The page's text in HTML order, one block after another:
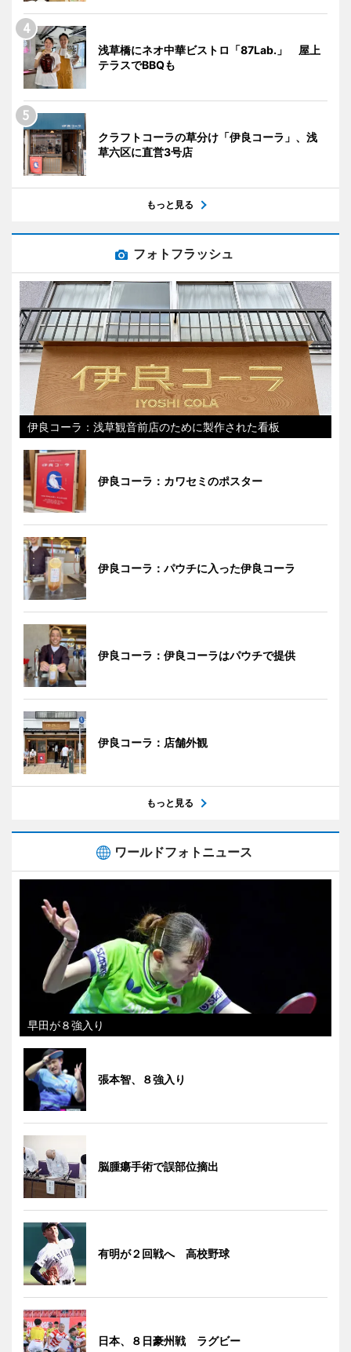
浅草橋にネオ中華ビストロ「87Lab.」 屋上
テラスでBBQも
クラフトコーラの草分け「伊良コーラ」、浅
草六区に直営3号店
もっと見る
フォトフラッシュ
伊良コーラ：浅草観音前店のために製作された看板
伊良コーラ：カワセミのポスター
伊良コーラ：パウチに入った伊良コーラ
伊良コーラ：伊良コーラはパウチで提供
伊良コーラ：店舗外観
もっと見る
ワールドフォトニュース
早田が８強入り
張本智、８強入り
脳腫瘍手術で誤部位摘出
有明が２回戦へ 高校野球
日本、８日豪州戦 ラグビー